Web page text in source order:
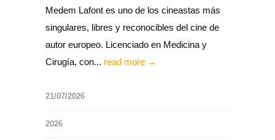
Medem Lafont es uno de los cineastas más
singulares, libres y reconocibles del cine de
autor europeo. Licenciado en Medicina y
Cirugía, con... read more →
21/07/2026
2026